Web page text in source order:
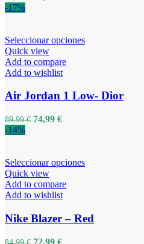
-17%
Seleccionar opciones
Quick view
Add to compare
Add to wishlist
Air Jordan 1 Low- Dior
89,99€ 74,99 €
-14%
Seleccionar opciones
Quick view
Add to compare
Add to wishlist
Nike Blazer – Red
84,99€ 72,99 €